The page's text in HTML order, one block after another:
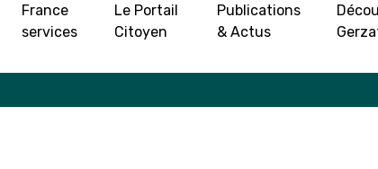
France
services
Le Portail
Citoyen
Publications
& Actus
Accueil»Agenda